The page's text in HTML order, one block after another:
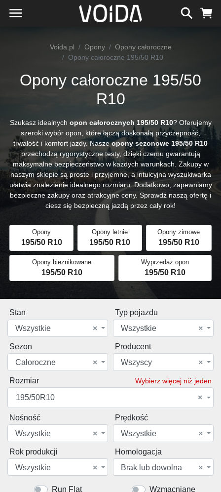
Voida.pl Opony
Opony całoroczne
Opony całoroczne 195/50 R10
Opony całoroczne 195/50
R10
Szukasz idealnych opon całorocznych 195/50 R10? Oferujemy
szeroki wybór opon, które łączą doskonałą przyczepność,
trwałość i komfort jazdy. Naszeopony sezonowe 195/50 R10
przechodzą rygorystyczne testy, dzięki czemu gwarantują
maksymalne bezpieczeństwo w każdych warunkach. Zakupy w
naszym sklepie są proste i przyjemne, a intuicyjna wyszukiwarka
ułatwia znalezienie idealnego rozmiaru. Dodatkowo, zapewniamy
bezpieczne zakupy oraz atrakcyjne ceny. Sprawdź naszą ofertę i
ciesz się bezpieczną jazdą przez cały rok!
Opony
195/50 R10
Opony letnie
195/50 R10
Opony zimowe
195/50 R10
Opony bieżnikowane
195/50 R10
Wyprzedaż opon
195/50 R10
Stan
×
Wszystkie
Typ pojazdu
×
Wszystkie
Sezon
×
Całoroczne
Producent
×
Wszyscy
Rozmiar Wybierz więcej niż jeden
×
195/50R10
Nośność
×
Wszystkie
Prędkość
×
Wszystkie
Rok produkcji
×
Wszystkie
Homologacja
×
Brak lub dowolna
Run Flat Wzmacniane